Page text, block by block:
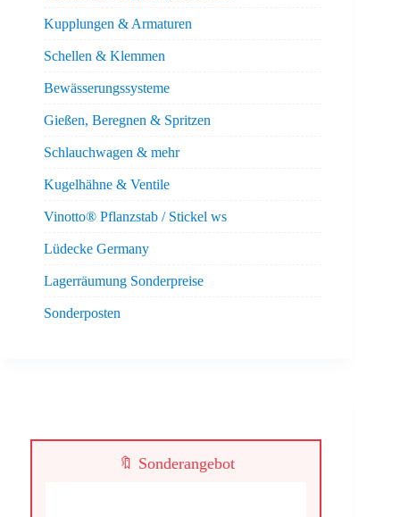
Kupplungen & Armaturen
Schellen & Klemmen
Bewässerungssysteme
Gießen, Beregnen & Spritzen
Schlauchwagen & mehr
Kugelhähne & Ventile
Vinotto® Pflanzstab / Stickel ws
Lüdecke Germany
Lagerräumung Sonderpreise
Sonderposten
🔖 Sonderangebot